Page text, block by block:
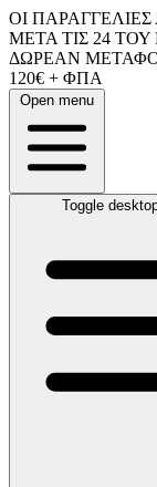
ΟΙ
ΜΕΤΑ ΤΙΣ 24
ΔΩΡΕΑΝ
120€ + ΦΠΑ
Open menu
Toggle